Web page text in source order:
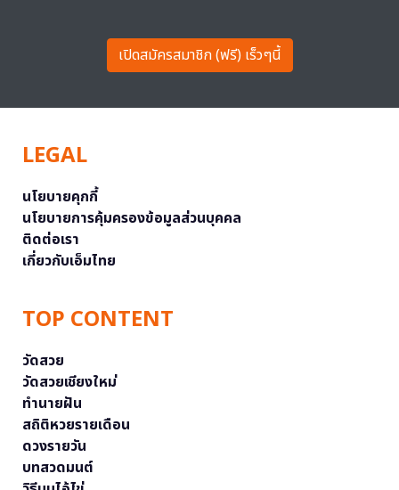
เปิดสมัครสมาชิก (ฟรี) เร็วๆนี้
LEGAL
นโยบายคุกกี้
นโยบายการคุ้มครองข้อมูลส่วนบุคคล
ติดต่อเรา
เกี่ยวกับเอ็มไทย
TOP CONTENT
วัดสวย
วัดสวยเชียงใหม่
ทำนายฝัน
สถิติหวยรายเดือน
ดวงรายวัน
บทสวดมนต์